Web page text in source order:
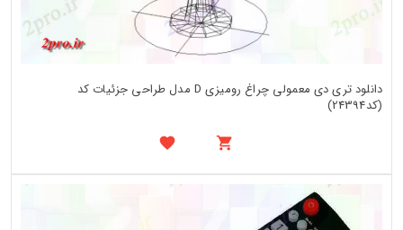
دانلود تری دی معمولی چراغ رومیزی D مدل طراحی جزئیات کد
(کد24394)